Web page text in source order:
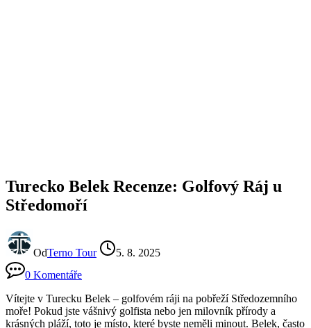
Turecko Belek Recenze: Golfový Ráj u
Středomoří
OdTerno Tour
5. 8. 2025
0 Komentáře
Vítejte v Turecku Belek – golfovém ráji na pobřeží Středozemního
moře! Pokud jste vášnivý golfista nebo jen milovník přírody a
krásných pláží, toto je místo, které byste neměli minout. Belek, často